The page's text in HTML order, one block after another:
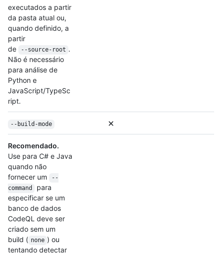
executados a partir
da pasta atual ou,
quando definido, a
partir
de
--source-root .
Não é necessário
para análise de
Python e
JavaScript/TypeSc
ript.
--build-mode
Recomendado.
Use para C# e Java
quando não
fornecer um
--
command
para
especificar se um
banco de dados
CodeQL deve ser
criado sem um
build ( none ) ou
tentando detectar